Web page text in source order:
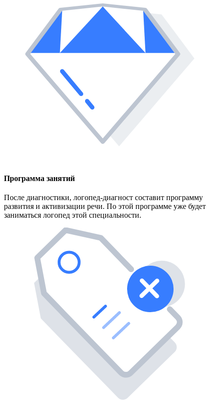
Программа занятий
После диагностики, логопед-диагност составит программу
развития и активизации речи. По этой программе уже будет
заниматься логопед этой специальности.